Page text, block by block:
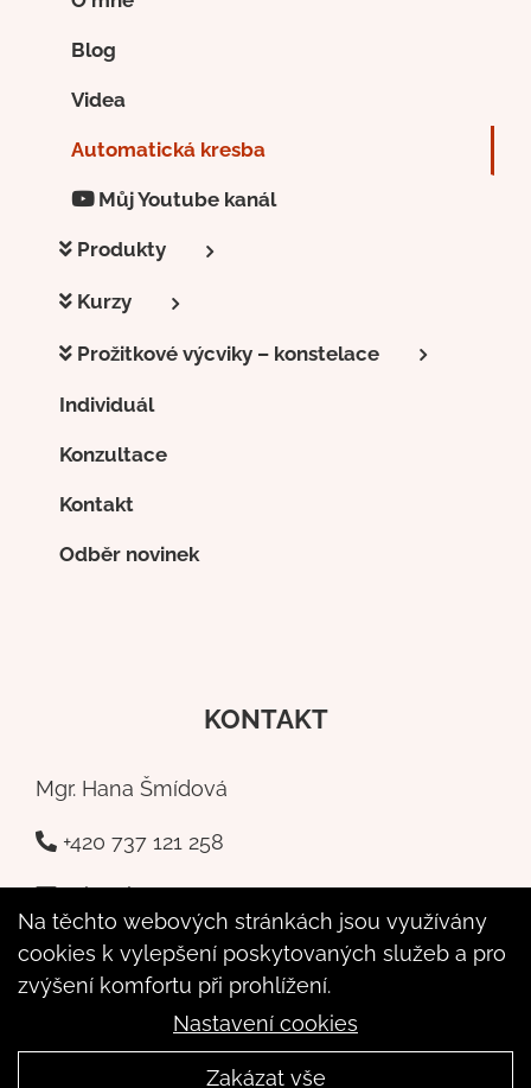
Blog
Videa
Automatická kresba
Můj Youtube kanál
Produkty
Kurzy
Prožitkové výcviky – konstelace
Individuál
Konzultace
Kontakt
Odběr novinek
KONTAKT
Mgr. Hana Šmídová
+420 737 121 258
a-kresba@seznam.cz
Poštovní 6,
Příbram - 261 01
Na těchto webových stránkách jsou využívány
cookies k vylepšení poskytovaných služeb a pro
zvýšení komfortu při prohlížení.
Nastavení cookies
Zakázat vše